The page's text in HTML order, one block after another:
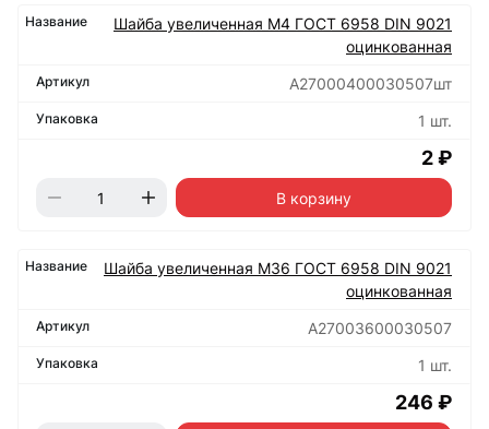
Шайба увеличенная М4 ГОСТ 6958 DIN 9021
оцинкованная
А27000400030507шт
1 шт.
2 ₽
В корзину
Шайба увеличенная М36 ГОСТ 6958 DIN 9021
оцинкованная
А27003600030507
1 шт.
246 ₽